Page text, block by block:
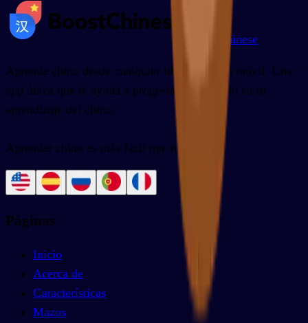
BoostChinese
Aprende chino desde cualquier idioma con tu móvil. Una
app única que te ayuda a progresar más rápido en tu
aprendizaje del chino.
Aprender chino es más fácil que nunca.
Páginas
Inicio
Acerca de
Características
Mazos